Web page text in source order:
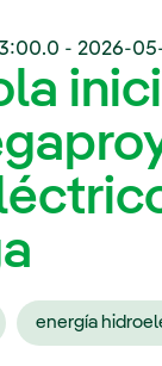
- 2026-
energía